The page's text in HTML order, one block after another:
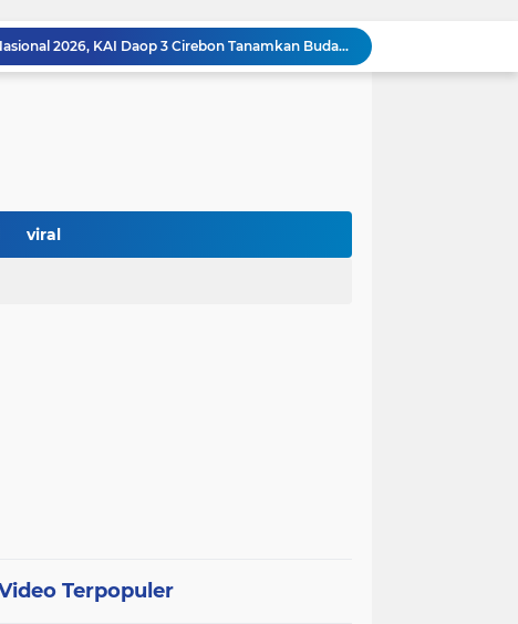
Peringati Hari Anak Nasional 2026, KAI Daop 3 Cirebon Tanamkan Budaya Keselamatan Kereta Api Sejak Dini
Tekankan Pentingnya Asupan Bergizi
PN Sumber Tegaskan Penahanan Terdakwa Kasus Dugaan Pemalsuan Dokumen Lahan Sesuai KUHAP
viral
Terpopuler